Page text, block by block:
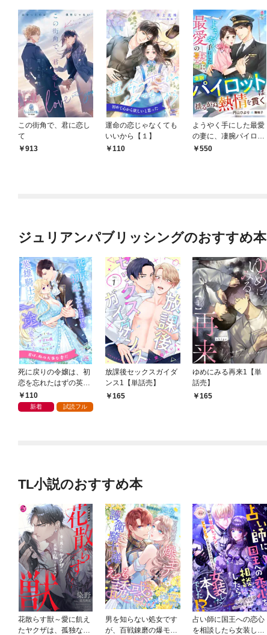
この街角で、君に恋し
て
913
運命の恋じゃなくても
いいから【１】
110
ようやく手にした最愛
の妻に、凄腕パイロッ
トは揺るがぬ熱情を貫
550
ジュリアンパブリッシングのおすすめ本
死に戻りの令嬢は、初
恋を忘れたはずの英雄
騎士から一途に愛され
る【１】
110
新着 試読フル
放課後セックスガイダ
ンス1【単話売】
165
ゆめにみる再来1【単
話売】
165
TL小説のおすすめ本
花散らす獣～愛に飢え
たヤクザは、孤独な私
男を知らない処女です
が、百戦錬磨の爆モテ
占い師に国王への恋心
を相談したら女装した